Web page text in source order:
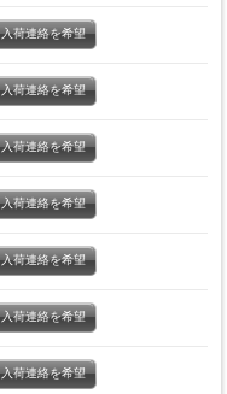
入荷連絡を希望
入荷連絡を希望
入荷連絡を希望
入荷連絡を希望
入荷連絡を希望
入荷連絡を希望
入荷連絡を希望